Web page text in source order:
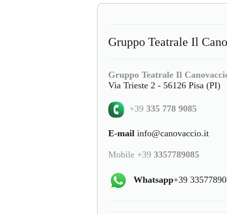
Gruppo Teatrale Il
Gruppo Teatrale Il
Via Trieste 2 - 56126 Pisa (PI)
+39 335 778 9085
E-mail info@canovaccio.it
Mobile +39 3357789085
Whatsapp+39